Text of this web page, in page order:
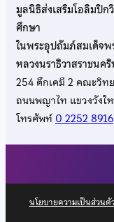
มูลนิธิส่งเสริมโอลิมปิ
ศึกษา
ในพระอุปถัมภ์สมเด็จพ
หลวงนราธิวาสราชนค
254 ตึกเคมี 2 คณะวิท
ถนนพญาไท แขวงวังใ
โทรศัพท์0 2252 8916
นโยบายความเป็นส่วนตั